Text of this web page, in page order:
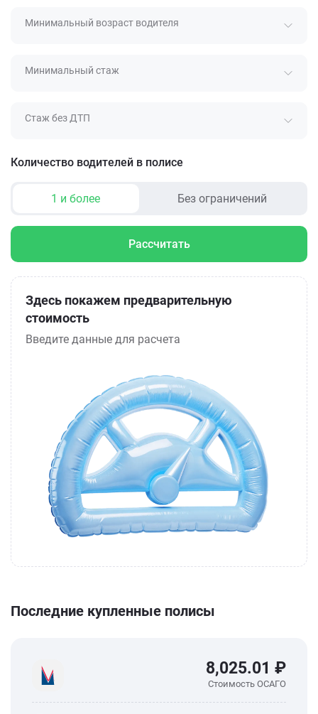
Минимальный возраст водителя
Минимальный стаж
Стаж без ДТП
Количество водителей в полисе
1 и более Без ограничений
Рассчитать
Здесь покажем предварительную
стоимость
Введите данные для расчета
Последние купленные полисы
8,025.01 ₽
Стоимость ОСАГО